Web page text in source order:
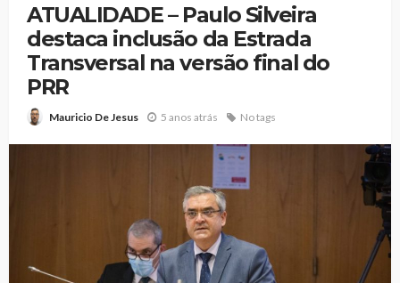
ATUALIDADE – Paulo Silveira
destaca inclusão da Estrada
Transversal na versão final do
PRR
Mauricio De Jesus 5 anos atrás No tags